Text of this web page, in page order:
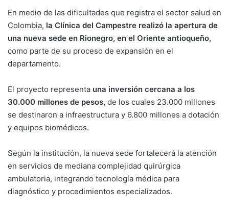
En medio de las dificultades que registra el sector salud en
Colombia, la Clínica del Campestre realizó la apertura de
una nueva sede en Rionegro, en el Oriente antioqueño,
como parte de su proceso de expansión en el
departamento.
El proyecto representa una inversión cercana a los
30.000 millones de pesos, de los cuales 23.000 millones
se destinaron a infraestructura y 6.800 millones a dotación
y equipos biomédicos.
Según la institución, la nueva sede fortalecerá la atención
en servicios de mediana complejidad quirúrgica
ambulatoria, integrando tecnología médica para
diagnóstico y procedimientos especializados.